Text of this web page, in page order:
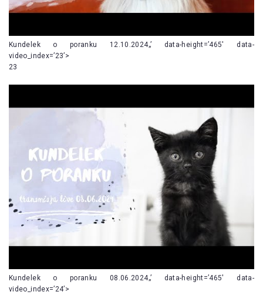
Kundelek o poranku 12.10.2024„’ data-height=’465′ data-
video_index=’23’>
23
Kundelek o poranku 08.06.2024„’ data-height=’465′ data-
video_index=’24’>